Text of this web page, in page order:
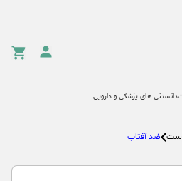
دانستنی های پزشکی و دارویی
ضد آفتاب